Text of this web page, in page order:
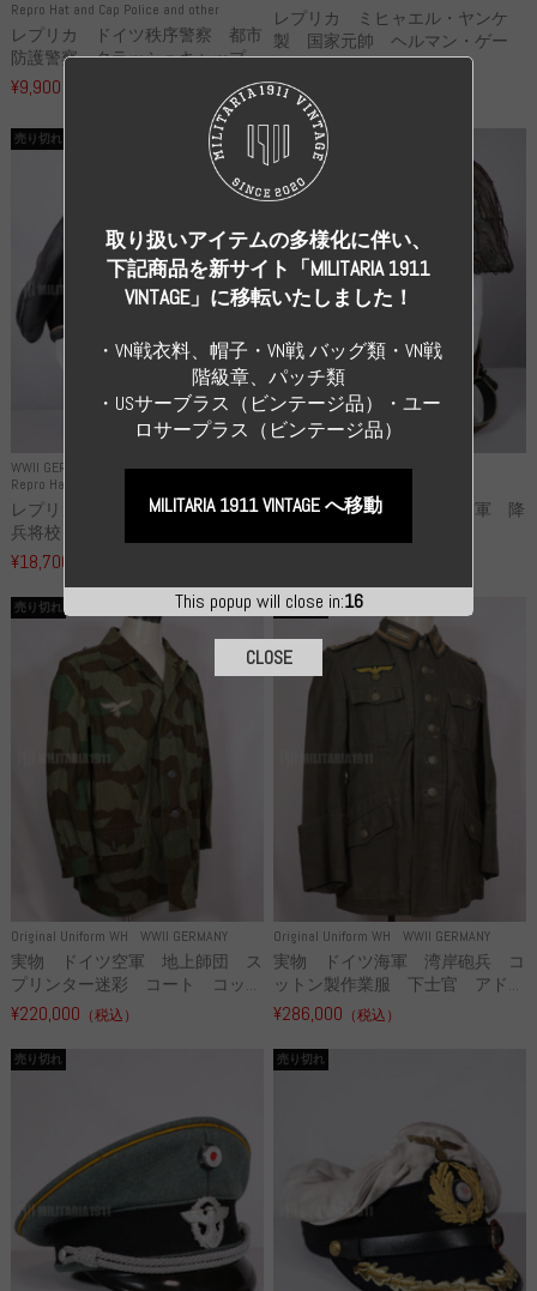
Repro Hat and Cap Police and other
レプリカ ドイツ秩序警察 都市
防護警察 クラッシュキャップ...
¥9,900
レプリカ ミヒャエル・ヤンケ
製 国家元帥 ヘルマン・ゲー
リ...
¥55,000
WWII GERMANY
Repro Hat and Cap SS and WSS
売り切れ
レプリカ 武装親衛隊 WSS 歩
兵将校 クラッシュキャップ ...
¥18,700
WWII GERMANY
売り切れ
高品質レプリカ ドイツ空軍 降
Original Uniform WH WWII GERMANY
売り切れ
実物 ドイツ空軍 地上師団 ス
プリンター迷彩 コート コッ...
¥220,000 （税込）
Original Uniform WH WWII GERMANY
売り切れ
実物 ドイツ海軍 湾岸砲兵 コ
ットン製作業服 下士官 アド...
¥286,000 （税込）
売り切れ 売り切れ
This popup will close in:14
取り扱いアイテムの多様化に伴い、
下記商品を新サイト「MILITARIA 1911
VINTAGE」に移転いたしました！
・VN戦衣料、帽子・VN戦 バッグ類・VN戦
階級章、パッチ類
・USサーブラス（ビンテージ品）・ユー
ロサープラス（ビンテージ品）
MILITARIA 1911 VINTAGE へ移動
CLOSE